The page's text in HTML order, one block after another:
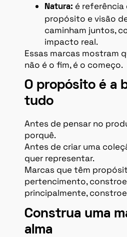
Natura: é referência
propósito e visão
caminham juntos,
impacto real.
Essas marcas mostram
não é o fim, é o começo.
O propósito é a
tudo
Antes de pensar no
porquê.
Antes de criar uma
quer representar.
Marcas que têm
pertencimento,
principalmente,
Construa uma
alma